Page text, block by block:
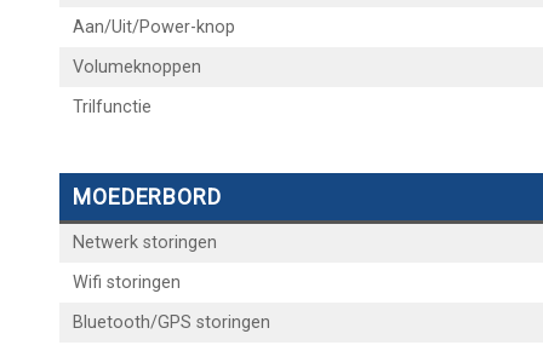
Aan/Uit/Power-knop
Volumeknoppen
Trilfunctie
MOEDERBORD
Netwerk storingen
Wifi storingen
Bluetooth/GPS storingen